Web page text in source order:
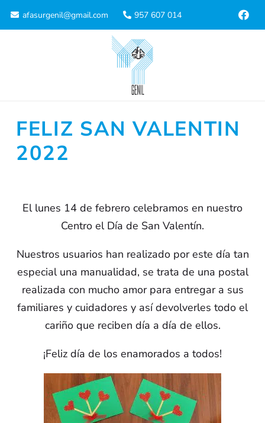
afasurgenil@gmail.com 957 607 014
FELIZ SAN VALENTIN
2022
El lunes 14 de febrero celebramos en nuestro
Centro el Día de San Valentín.
Nuestros usuarios han realizado por este día tan
especial una manualidad, se trata de una postal
realizada con mucho amor para entregar a sus
familiares y cuidadores y así devolverles todo el
cariño que reciben día a día de ellos.
¡Feliz día de los enamorados a todos!